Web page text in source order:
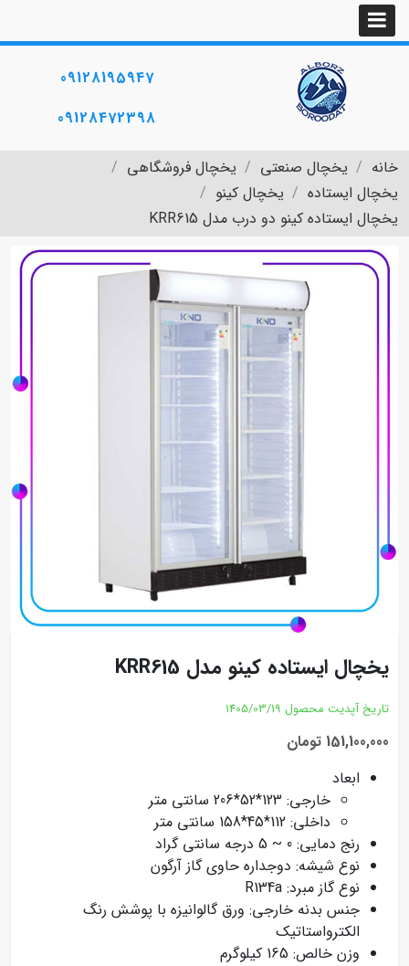
09128195947
09128472398
خانه یخچال صنعتی
یخچال فروشگاهی
یخچال ایستاده
یخچال کینو
یخچال ایستاده کینو دو درب مدل KRR615
یخچال ایستاده کینو مدل KRR615
تاریخ آپدیت محصول 1405/03/19
151,100,000 تومان
ابعاد
خارجی: 123*52*206 سانتی متر
داخلی: 112*45*158 سانتی متر
رنج دمایی: 0 ~ 5 درجه سانتی گراد
نوع شیشه: دوجداره حاوی گاز آرگون
نوع گاز مبرد: R134a
جنس بدنه خارجی: ورق گالوانیزه با پوشش رنگ
الکترواستاتیک
وزن خالص: 165 کیلوگرم